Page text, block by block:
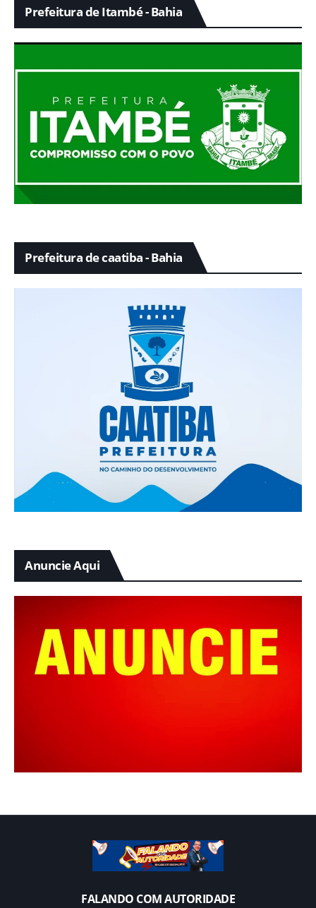
Prefeitura de Itambé - Bahia
Prefeitura de caatiba - Bahia
Anuncie Aqui
FALANDO COM AUTORIDADE